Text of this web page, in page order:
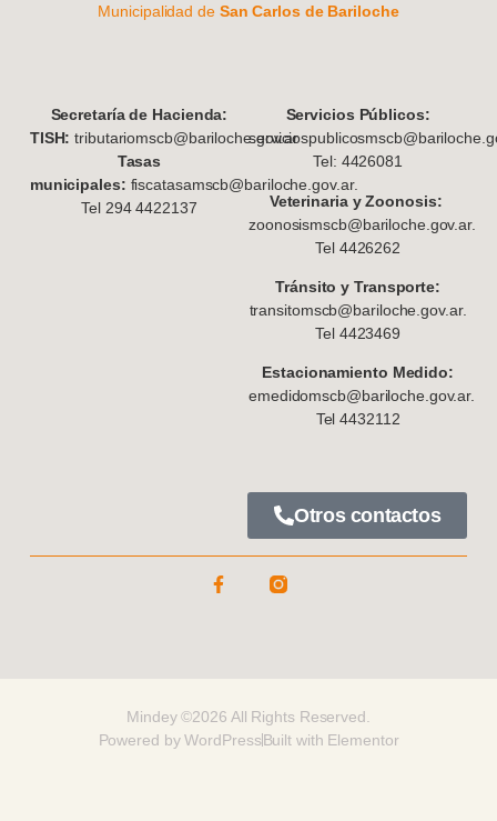
Municipalidad deSan Carlos de Bariloche
Secretaría de Hacienda:
TISH: tributariomscb@bariloche.gov.ar
Tasas
municipales: fiscatasamscb@bariloche.gov.ar.
Tel 294 4422137
Servicios Públicos:
Tel: 4426081
Veterinaria y Zoonosis:
zoonosismscb@bariloche.gov.ar.
Tel 4426262
Tránsito y Transporte:
transitomscb@bariloche.gov.ar.
Tel 4423469
Estacionamiento Medido:
emedidomscb@bariloche.gov.ar.
Tel 4432112
Otros contactos
Mindey ©2026 All Rights Reserved.
Powered by WordPressBuilt with Elementor